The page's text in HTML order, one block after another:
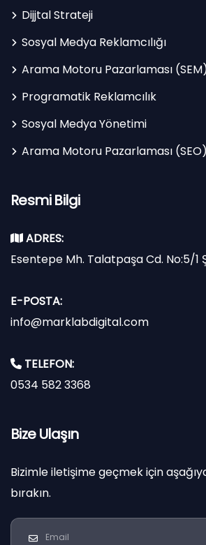
Dijjtal Strateji
Sosyal Medya Reklamcılığı
Arama Motoru Pazarlaması
Programatik Reklamcılık
Sosyal Medya Yönetimi
Arama Motoru Pazarlaması (SEO)
Resmi Bilgi
ADRES:
Esentepe Mh. Talatpaşa Cd. No:5/1
E-POSTA:
info@marklabdigital.com
TELEFON:
0534 582 3368
Bize Ulaşın
Bizimle iletişime geçmek için
bırakın.